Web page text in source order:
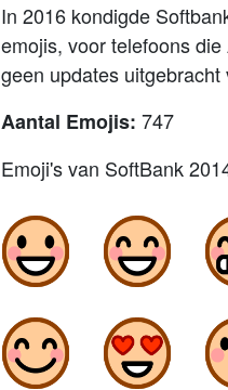
In 2016 kondigde
emojis, voor telefoons
geen updates
Aantal Emojis: 747
Emoji's van SoftBank